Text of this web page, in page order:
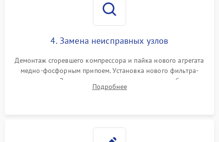
4. Замена неисправных узлов
Демонтаж сгоревшего компрессора и пайка нового агрегата
медно-фосфорным припоем. Установка нового фильтра-
осушителя. Замена изношенных вентиляторов обдува,
сломанных заслонок или поврежденных дверных петель.
Подробнее